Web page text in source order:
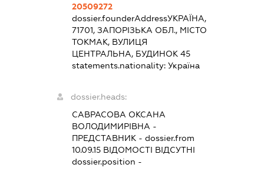
20509272
dossier.founderAddressУКРАЇНА,
71701, ЗАПОРІЗЬКА ОБЛ., МІСТО
ТОКМАК, ВУЛИЦЯ
ЦЕНТРАЛЬНА, БУДИНОК 45
statements.nationality:Україна
dossier.heads:
САВРАСОВА ОКСАНА
ВОЛОДИМИРІВНА -
ПРЕДСТАВНИК - dossier.from
10.09.15 ВІДОМОСТІ ВІДСУТНІ
dossier.position -